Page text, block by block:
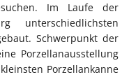
Im Laufe der
unterschiedlichsten
Schwerpunkt der
Porzellanausstellung
Porzellankanne